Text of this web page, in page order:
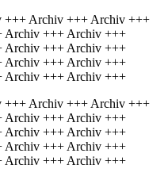
Archiv +++ Archiv +++
Archiv +++ Archiv +++
Archiv +++ Archiv +++
Archiv +++ Archiv +++
Archiv +++ Archiv +++
Archiv +++ Archiv +++
Archiv +++ Archiv +++
Archiv +++ Archiv +++
Archiv +++ Archiv +++
Archiv +++ Archiv +++